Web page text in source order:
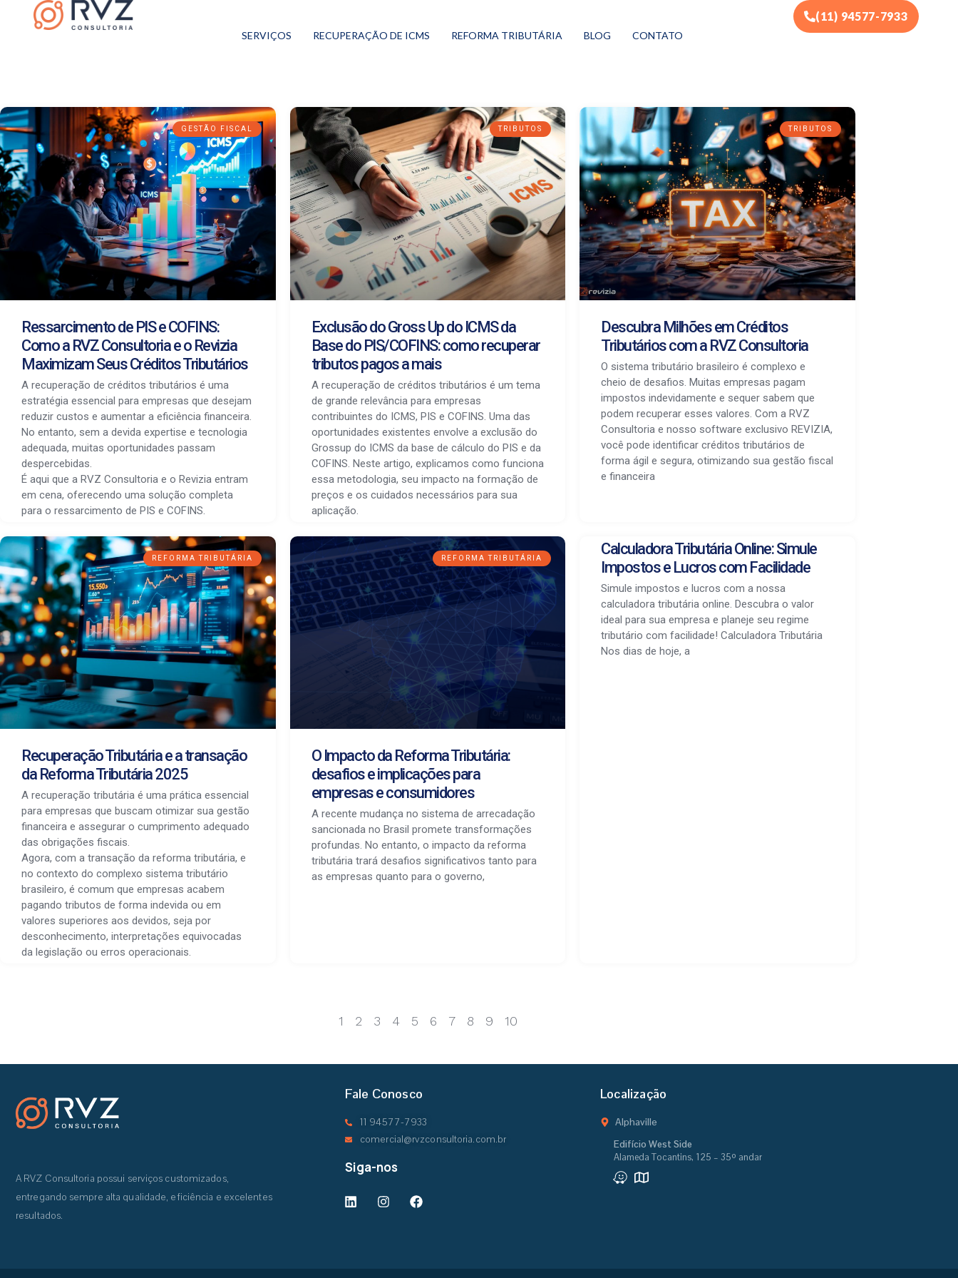
SERVIÇOS RECUPERAÇÃO DE ICMS REFORMA TRIBUTÁRIA BLOG CONTATO
(11) 94577-7933
GESTÃO FISCAL
Ressarcimento de PIS e COFINS:
Como a RVZ Consultoria e o Revizia
Maximizam Seus Créditos Tributários
A recuperação de créditos tributários é uma
estratégia essencial para empresas que desejam
reduzir custos e aumentar a eficiência financeira.
No entanto, sem a devida expertise e tecnologia
adequada, muitas oportunidades passam
despercebidas.
É aqui que a RVZ Consultoria e o Revizia entram
em cena, oferecendo uma solução completa
para o ressarcimento de PIS e COFINS.
TRIBUTOS
Exclusão do Gross Up do ICMS da
Base do PIS/COFINS: como recuperar
tributos pagos a mais
A recuperação de créditos tributários é um tema
de grande relevância para empresas
contribuintes do ICMS, PIS e COFINS. Uma das
oportunidades existentes envolve a exclusão do
Grossup do ICMS da base de cálculo do PIS e da
COFINS. Neste artigo, explicamos como funciona
essa metodologia, seu impacto na formação de
preços e os cuidados necessários para sua
aplicação.
TRIBUTOS
Descubra Milhões em Créditos
Tributários com a RVZ Consultoria
O sistema tributário brasileiro é complexo e
cheio de desafios. Muitas empresas pagam
impostos indevidamente e sequer sabem que
podem recuperar esses valores. Com a RVZ
Consultoria e nosso software exclusivo REVIZIA,
você pode identificar créditos tributários de
forma ágil e segura, otimizando sua gestão fiscal
e financeira
REFORMA TRIBUTÁRIA
Recuperação Tributária e a transação
da Reforma Tributária 2025
A recuperação tributária é uma prática essencial
para empresas que buscam otimizar sua gestão
financeira e assegurar o cumprimento adequado
das obrigações fiscais.
Agora, com a transação da reforma tributária, e
no contexto do complexo sistema tributário
brasileiro, é comum que empresas acabem
pagando tributos de forma indevida ou em
valores superiores aos devidos, seja por
desconhecimento, interpretações equivocadas
da legislação ou erros operacionais.
REFORMA TRIBUTÁRIA
O Impacto da Reforma Tributária:
desafios e implicações para
empresas e consumidores
A recente mudança no sistema de arrecadação
sancionada no Brasil promete transformações
profundas. No entanto, o impacto da reforma
tributária trará desafios significativos tanto para
as empresas quanto para o governo,
Calculadora Tributária Online: Simule
Impostos e Lucros com Facilidade
Simule impostos e lucros com a nossa
calculadora tributária online. Descubra o valor
ideal para sua empresa e planeje seu regime
tributário com facilidade! Calculadora Tributária
Nos dias de hoje, a
1 2 3 4 5 6 7 8 9 10
A RVZ Consultoria possui serviços customizados,
entregando sempre alta qualidade, eficiência e excelentes
resultados.
Fale Conosco
11 94577-7933
comercial@rvzconsultoria.com.br
Siga-nos
Localização
Alphaville
Edifício West Side
Alameda Tocantins, 125 – 35º andar